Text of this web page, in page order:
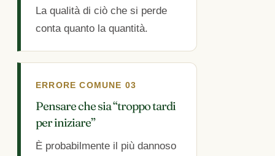
La qualità di ciò che si perde
conta quanto la quantità.
ERRORE COMUNE 03
Pensare che sia “troppo tardi
per iniziare”
È probabilmente il più dannoso